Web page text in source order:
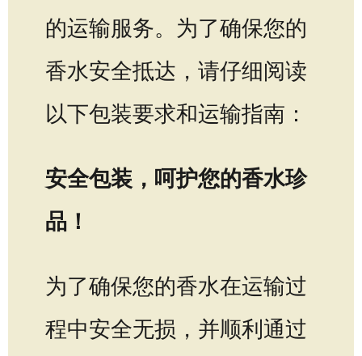
的运输服务。为了确保您的
香水安全抵达，请仔细阅读
以下包装要求和运输指南：
安全包装，呵护您的香水珍
品！
为了确保您的香水在运输过
程中安全无损，并顺利通过